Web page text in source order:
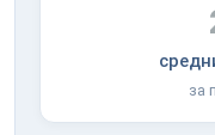
за